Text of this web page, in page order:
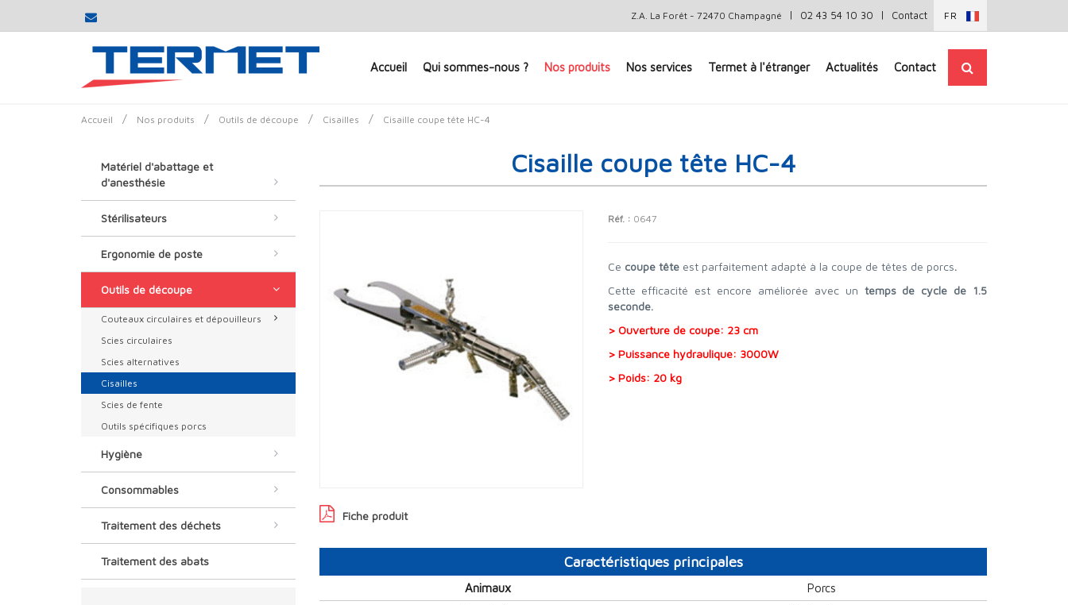
Z.A. La Forêt - 72470 Champagné | 02 43 54 10 30 | Contact FR
Accueil Qui sommes-nous ? Nos produits Nos services Termet à l'étranger Actualités Contact
Accueil / Nos produits / Outils de découpe / Cisailles / Cisaille coupe tête HC-4
Cisaille coupe tête HC-4
Fiche produit
Réf. : 0647
Ce coupe tête est parfaitement adapté à la coupe de têtes de porcs.
Cette efficacité est encore améliorée avec un temps de cycle de 1.5
seconde.
> Ouverture de coupe: 23 cm
> Puissance hydraulique: 3000W
> Poids: 20 kg
Caractéristiques principales
Animaux
Porcs
Matériel d'abattage et
d'anesthésie
Stérilisateurs
Ergonomie de poste
Outils de découpe
Couteaux circulaires et dépouilleurs
Scies circulaires
Scies alternatives
Cisailles
Scies de fente
Outils spécifiques porcs
Hygiène
Consommables
Traitement des déchets
Traitement des abats